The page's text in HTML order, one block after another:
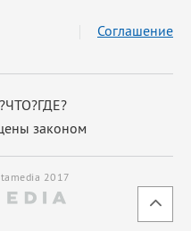
законом
Соглашение
2017